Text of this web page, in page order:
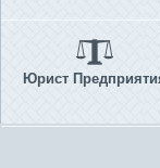
Юрист